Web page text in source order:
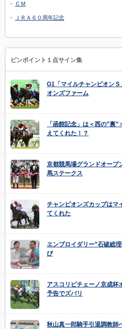
ＣＭ
ＪＲＡ６０周年記念
ピンポイント１点サイン集
G1「マイルチャンピオン
オンズファーム
「函館記念」は＜西の”裏
えてくれた！？
京都競馬場グランドオープ
馬ステークス
チャンピオンズカップはマ
てくれた
エンブロイダリー”石破総
び
アスコリピチェーノ京成杯
予告でズバリ
秋山真一郎騎手引退調教